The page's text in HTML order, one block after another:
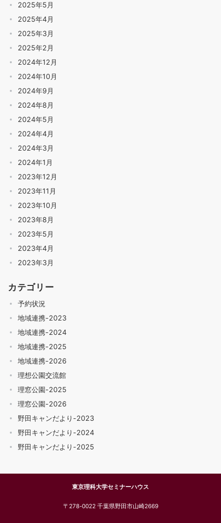
2025年5月
2025年4月
2025年3月
2025年2月
2024年12月
2024年10月
2024年9月
2024年8月
2024年5月
2024年4月
2024年3月
2024年1月
2023年12月
2023年11月
2023年10月
2023年8月
2023年5月
2023年4月
2023年3月
カテゴリー
予約状況
地域連携-2023
地域連携-2024
地域連携-2025
地域連携-2026
理想公園交流館
理窓公園-2025
理窓公園-2026
野田キャンだより-2023
野田キャンだより-2024
野田キャンだより-2025
東京理科大学セミナーハウス
〒278-0022 千葉県野田市山崎2669